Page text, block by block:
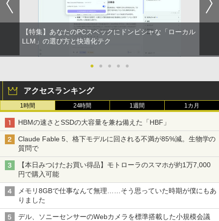
￥3,650
ATA | LCD-AH241EDB-B-B | 23.8型ワイ
ドTFT 1920×1080(フルHD) | LEDバック
A・HDMI) | VGAケーブル・電源ケーブ
ル付属【30日保証】
￥6,280
3
【期間限定10%OFFクーポン 8/12 10時
イ ベゼル ディスプレイ 液晶モニター PC
モニター 壁掛け フリッカーレス FreeSy
ライトカット VAパネル VESAフル FHD
ノングレア MAXZEN JM22CH02
杖と剣のウィストリア（16） 【電子書
￥594
3
町人Aは悪役令嬢をどうしても救いた
店共通特典イラスト付】 【電子書籍】[
目黒三吉 ]
4
キングダム 80 （ヤングジャンプコミッ
クス） [ 原 泰久 ]
￥770
【特集】あなたのPCスペックにドンピシャな「ローカル
LLM」の選び方と快適化テク
● ● ● ● ●
アクセスランキング
1時間 24時間 1週間 1カ月
HBMの速さとSSDの大容量を兼ね備えた「HBF」
Claude Fable 5、格下モデルに回される不満が85%減。生物学の
質問で
【本日みつけたお買い得品】モトローラのスマホが約1万7,000
円で購入可能
メモリ8GBで仕事なんて無理……そう思っていた時期が僕にもあ
りました
デル、ソニーセンサーのWebカメラを標準搭載した小規模会議